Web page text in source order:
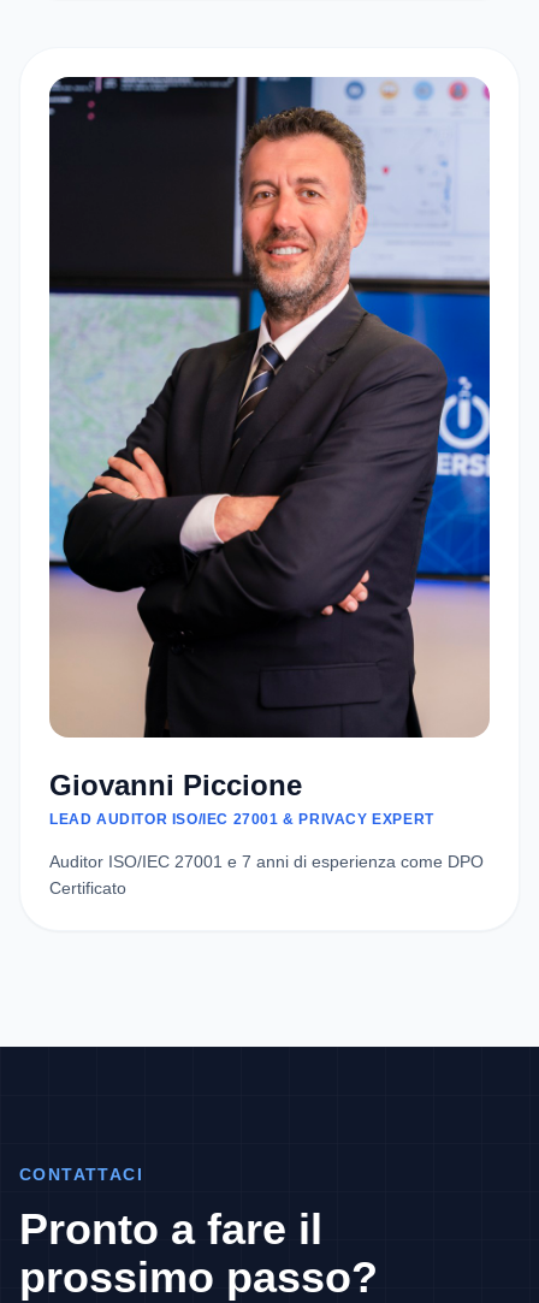
Giovanni Piccione
LEAD AUDITOR ISO/IEC 27001 & PRIVACY EXPERT
Auditor ISO/IEC 27001 e 7 anni di esperienza come DPO
Certificato
CONTATTACI
Pronto a fare il
prossimo passo?